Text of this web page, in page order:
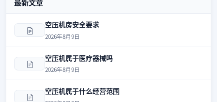
空压机房安全要求
2026年8月9日
空压机属于医疗器械吗
2026年8月9日
空压机属于什么经营范围